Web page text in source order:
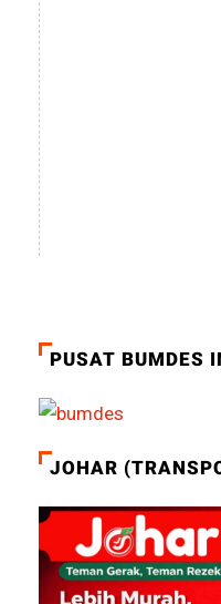
PUSAT BUMDES
JOHAR